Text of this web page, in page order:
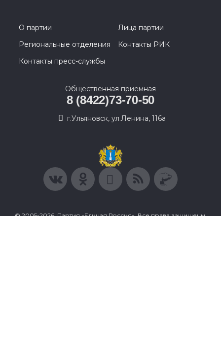
О партии
Лица партии
Региональные отделения
Контакты РИК
Контакты пресс-службы
Общественная приемная
8 (8422)73-70-50
г.Ульяновск, ул.Ленина, 116а
© 2005-2026, Партия «Единая Россия». Все права защищены.